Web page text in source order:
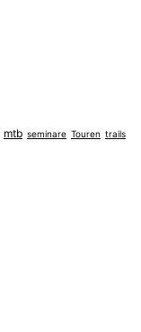
mtb seminare Touren trails